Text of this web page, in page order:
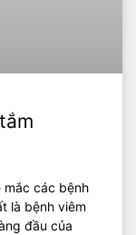
mắc các bệnh
là bệnh viêm
đầu của